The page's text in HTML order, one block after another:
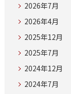
2026年7月
2026年4月
2025年12月
2025年7月
2024年12月
2024年7月